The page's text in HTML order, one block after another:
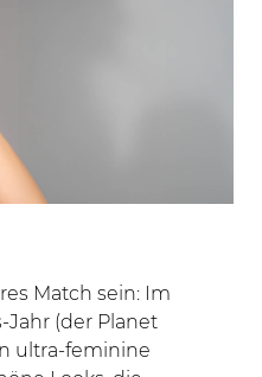
Match sein: Im
Jahr (der Planet
ultra-feminine